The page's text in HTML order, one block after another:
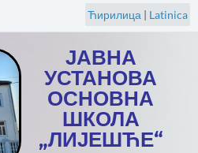
Ћирилица | Latinica
ЈАВНА
УСТАНОВА
ОСНОВНА
ШКОЛА
„ЛИЈЕШЋЕ“